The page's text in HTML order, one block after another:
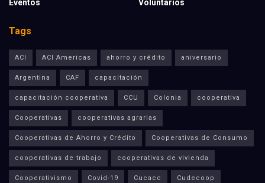
Eventos
Voluntarios
Tags
ACI ACI Americas ahorro y crédito aniversario
Argentina CAF capacitación
capacitación cooperativa CCU Colonia cooperativa
Cooperativas cooperativas agrarias
Cooperativas de Ahorro y Crédito Cooperativas de Consumo
cooperativas de trabajo cooperativas de vivienda
Cooperativismo Covid-19 Cucacc Cudecoop